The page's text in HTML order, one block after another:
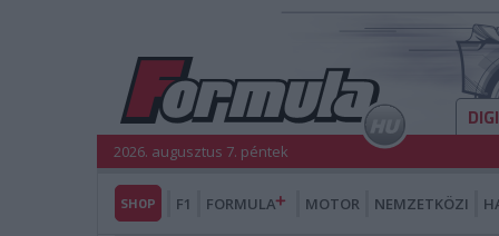
2026. augusztus 7. péntek
SHOP F1 FORMULA MOTOR NEMZETKÖZI